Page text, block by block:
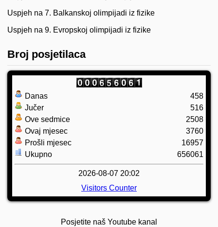
Uspjeh na 7. Balkanskoj olimpijadi iz fizike
Uspjeh na 9. Evropskoj olimpijadi iz fizike
Broj posjetilaca
Danas
Jučer
Ove sedmice
Ovaj mjesec
Prošli mjesec
Ukupno
458
516
2508
3760
16957
656061
2026-08-07 20:02
Visitors Counter
Posjetite naš Youtube kanal